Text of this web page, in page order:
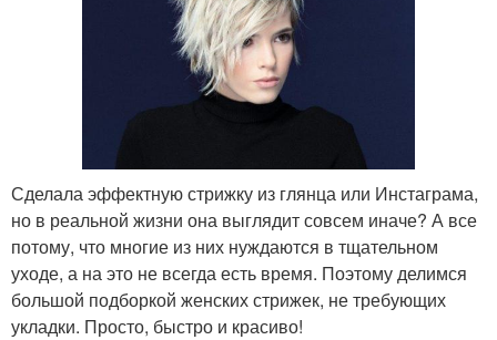
Сделала эффектную стрижку из глянца или Инстаграма,
но в реальной жизни она выглядит совсем иначе? А все
потому, что многие из них нуждаются в тщательном
уходе, а на это не всегда есть время. Поэтому делимся
большой подборкой женских стрижек, не требующих
укладки. Просто, быстро и красиво!